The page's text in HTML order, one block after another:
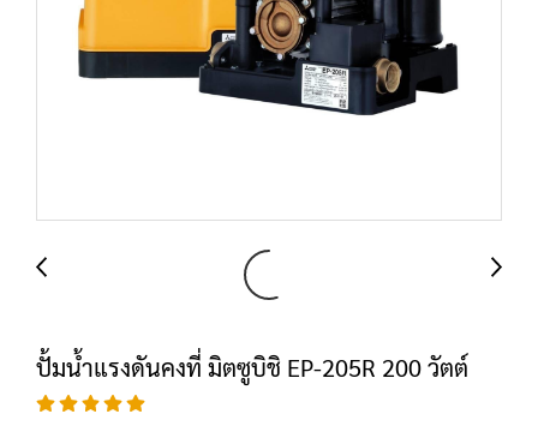
ปั้มน้ำแรงดันคงที่ มิตซูบิชิ EP-205R 200 วัตต์